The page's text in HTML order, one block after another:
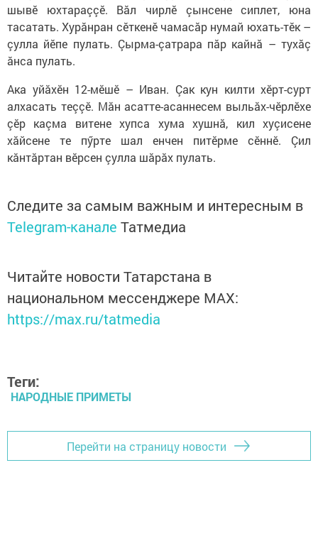
шывӗ юхтараççӗ. Вăл чирлӗ çынсене сиплет, юна
тасатать. Хурăнран сӗткенӗ чамасăр нумай юхать-тӗк –
çулла йӗпе пулать. Çырма-çатрара пăр кайнă – тухăç
ăнса пулать.
Ака уйăхӗн 12-мӗшӗ – Иван. Çак кун килти хӗрт-сурт
алхасать теççӗ. Мăн асатте-асаннесем выльăх-чӗрлӗхе
çӗр каçма витене хупса хума хушнă, кил хуçисене
хăйсене те пӳрте шал енчен питӗрме сӗннӗ. Çил
кăнтăртан вӗрсен çулла шăрăх пулать.
Следите за самым важным и интересным в
Telegram-канале Татмедиа
Читайте новости Татарстана в
национальном мессенджере MАХ:
https://max.ru/tatmedia
Теги:
НАРОДНЫЕ ПРИМЕТЫ
Перейти на страницу новости